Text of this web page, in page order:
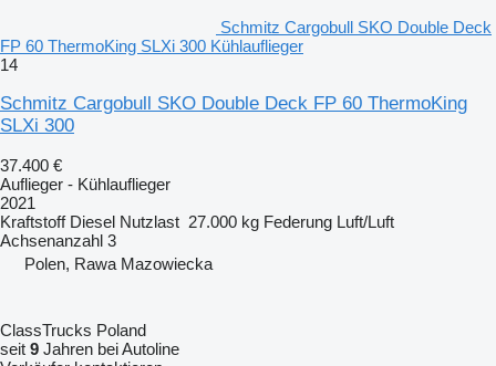
Schmitz Cargobull SKO Double Deck
FP 60 ThermoKing SLXi 300 Kühlauflieger
14
Schmitz Cargobull SKO Double Deck FP 60 ThermoKing
SLXi 300
37.400 €
Auflieger - Kühlauflieger
2021
Kraftstoff Diesel Nutzlast 27.000 kg Federung Luft/Luft
Achsenanzahl 3
Polen, Rawa Mazowiecka
ClassTrucks Poland
seit 9 Jahren bei Autoline